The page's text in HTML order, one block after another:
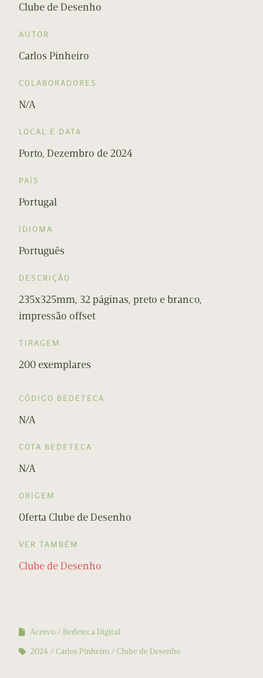
Clube de Desenho
AUTOR
Carlos Pinheiro
COLABORADORES
N/A
LOCAL E DATA
Porto, Dezembro de 2024
PAÍS
Portugal
IDIOMA
Português
DESCRIÇÃO
235x325mm, 32 páginas, preto e branco,
impressão offset
TIRAGEM
200 exemplares
CÓDIGO BEDETECA
N/A
COTA BEDETECA
N/A
ORIGEM
Oferta Clube de Desenho
VER TAMBÉM
Clube de Desenho
Acervo
Bedeteca Digital
2024
Carlos Pinheiro Clube de Desenho